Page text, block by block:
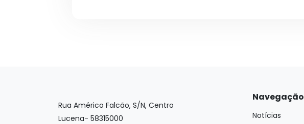
Rua Américo Falcão, S/N, Centro
Lucena- 58315000
Navegação
Notícias